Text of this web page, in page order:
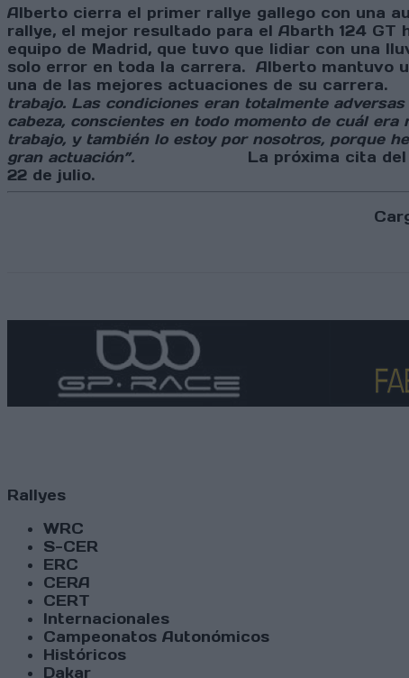
Alberto cierra el primer rallye gallego con una
rallye, el mejor resultado para el Abarth
equipo de Madrid, que tuvo que lidiar con una
solo error en toda la carrera. Alberto mantuvo
una de las mejores actuaciones
trabajo. Las condiciones eran totalmente
cabeza, conscientes en todo momento de cuál
trabajo, y también lo estoy por nosotros, porque
gran actuación”. La próxima cita del
22 de julio.
Rallyes
WRC
S-CER
ERC
CERA
CERT
Internacionales
Campeonatos Autonómicos
Históricos
Dakar